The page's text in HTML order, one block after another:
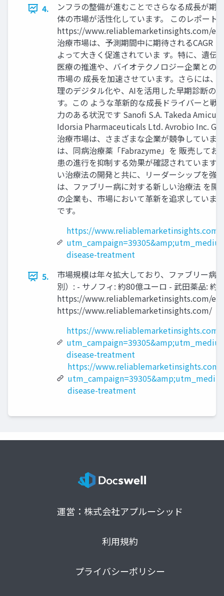
4.
ンフラの整備が進むことでさらなる成長が期
体の市場が活性化しています。 このレポー
https://www.reliablemarketinsights.com/
治療市場は、予測期間中に期待されるCAGR
よって大きく促進されていま す。特に、遺
医療の推進や、バイオテクノロジー企業との
市場の 成長を加速させています。さらには
理のデジタル化や、AIを活用した早期診断の
す。この ような革新的な成長ドライバーと
力のある状況です Sanofi S.A. Takeda
Idorsia Pharmaceuticals Ltd. Avrobio Inc.
治療市場は、さまざまな企業が競争していま
は、同病治療薬「Fabrazyme」を 販売して
患の進行を抑制する効果が確認されています
い治療法の開発と共に、リーダーシップを強
は、ファブリー病に対する新しい治療法 を
の企業も、市場において革新を追求していま
です。
https://
disease-treatment
5.
市場規模は年々拡大しており、ファブリー病
別）: - サノフィ: 約80億ユーロ - 武田薬品:
https://www.reliablemarketinsights.com/
https://www.reliablemarketinsights.com/
https://www.reliablemarketinsights.com/
disease-treatment
https://www.reliablemarketinsights.com/
disease-treatment
運営：株式会社アプルーシッド
利用規約
プライバシーポリシー